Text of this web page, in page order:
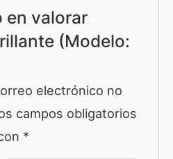
en valorar
(Modelo:
electrónico no
campos obligatorios
*